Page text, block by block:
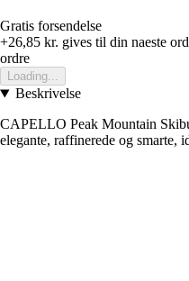
Gratis forsendelse
+26,85 kr. gives til din naeste
ordre
Loading...
Beskrivelse
CAPELLO Peak Mountain
elegante, raffinerede og smarte,